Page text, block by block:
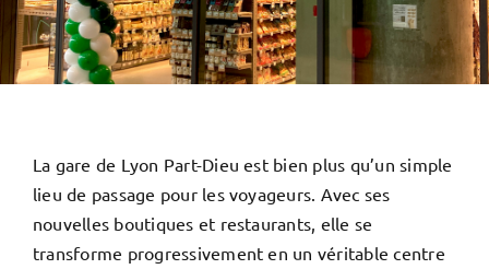
La gare de Lyon Part-Dieu est bien plus qu’un simple
lieu de passage pour les voyageurs. Avec ses
nouvelles boutiques et restaurants, elle se
transforme progressivement en un véritable centre